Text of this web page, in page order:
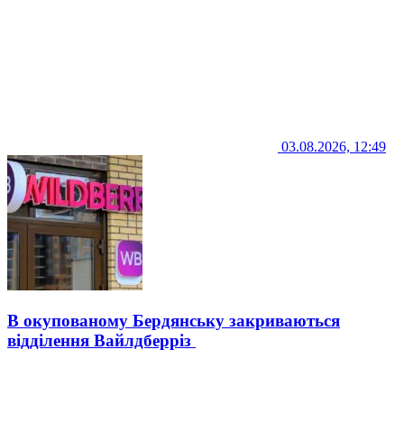
03.08.2026, 12:49
В окупованому Бердянську закриваються
відділення Вайлдберріз